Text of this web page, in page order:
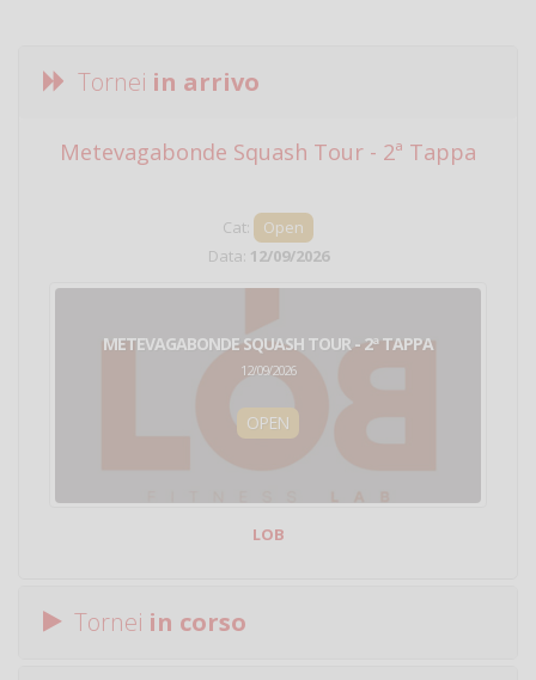
Tornei in arrivo
Metevagabonde Squash Tour - 2ª Tappa
Cat:
Open
Data: 12/09/2026
METEVAGABONDE SQUASH TOUR - 2ª TAPPA
12/09/2026
OPEN
LOB
Tornei in corso